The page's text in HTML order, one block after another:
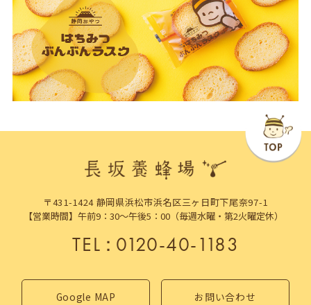
〒431-1424 静岡県浜松市浜名区三ヶ日町下尾奈97-1
【営業時間】午前9：30～午後5：00（毎週水曜・第2火曜定休）
TEL：0120-40-1183
Google MAP お問い合わせ